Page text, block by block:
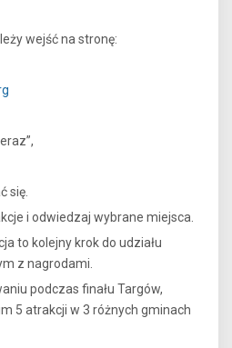
wejść na stronę:
się.
i odwiedzaj wybrane miejsca.
to kolejny krok do udziału
z nagrodami.
podczas finału Targów,
5 atrakcji w 3 różnych gminach